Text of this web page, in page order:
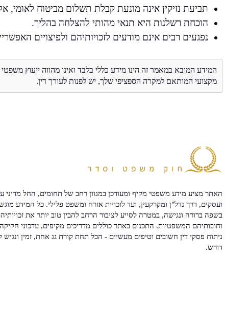
תביעת נזיקין אינה מונעת קבלת תשלום מביטוח לאומי,
הוכחת רשלנות היא תנאי מהותי להצלחה בהליך.
נפגעים רבים אינם מודעים לזכויותיהם ולפיצויים
המידע המובא במאמר זה הינו מידע כללי בלבד ואינו מהווה ייעוץ
מקצועי המותאם למקרה הספציפי שלך, יש לפנות לעורך דין.
האתר מציע מידע משפטי מקיף ומעודכן במגוון רחב של תחומים, החל מדיני
ועסקים, דרך נדל"ן ומקרקעין, ועד לזכויות אזרח ומשפט פלילי. כל המידע
בשפה ברורה ונגישה, במטרה לסייע לציבור הרחב להבין טוב יותר את
וחובותיהם המשפטיות. התכנים באתר כוללים מדריכים מקיפים, עדכוני
ניתוח פסקי דין חשובים וטיפים מעשיים - הכל תחת קורת גג אחת, זמין ונגיש
דורש.